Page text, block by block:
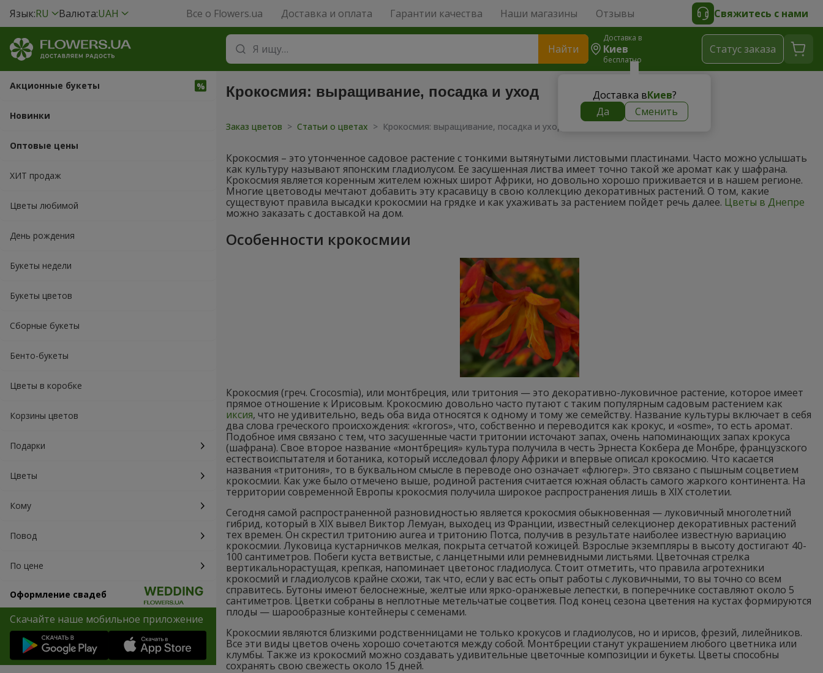
Язык:RU Валюта:UAH Все о Flowers.ua Доставка и оплата Гарантии качества Наши магазины Отзывы Свяжитесь с нами
Найти
Доставка в
Киев
бесплатно
Доставка вКиев?
Да
Сменить
Cтатус заказа
Акционные букеты
Новинки
Оптовые цены
ХИТ продаж
Цветы любимой
День рождения
Букеты недели
Букеты цветов
Сборные букеты
Бенто-букеты
Цветы в коробке
Корзины цветов
Подарки
Цветы
Кому
Повод
По цене
Оформление свадеб
Скачайте наше мобильное приложение
Крокосмия: выращивание, посадка и уход
Заказ цветов > Статьи о цветах > Крокосмия: выращивание, посадка и уход
Крокосмия – это утонченное садовое растение с тонкими вытянутыми листовыми пластинами. Часто можно услышать
как культуру называют японским гладиолусом. Ее засушенная листва имеет точно такой же аромат как у шафрана.
Крокосмия является коренным жителем южных широт Африки, но довольно хорошо приживается и в нашем регионе.
Многие цветоводы мечтают добавить эту красавицу в свою коллекцию декоративных растений. О том, какие
существуют правила высадки крокосмии на грядке и как ухаживать за растением пойдет речь далее. Цветы в Днепре
можно заказать с доставкой на дом.
Особенности крокосмии
Крокосмия (греч. Crocosmia), или монтбреция, или тритония — это декоративно-луковичное растение, которое имеет
прямое отношение к Ирисовым. Крокосмию довольно часто путают с таким популярным садовым растением как
иксия, что не удивительно, ведь оба вида относятся к одному и тому же семейству. Название культуры включает в себя
два слова греческого происхождения: «kroros», что, собственно и переводится как крокус, и «osme», то есть аромат.
Подобное имя связано с тем, что засушенные части тритонии источают запах, очень напоминающих запах крокуса
(шафрана). Свое второе название «монтбреция» культура получила в честь Эрнеста Кокбера де Монбре, французского
естествоиспытателя и ботаника, который исследовал флору Африки и впервые описал крокосмию. Что касается
названия «тритония», то в буквальном смысле в переводе оно означает «флюгер». Это связано с пышным соцветием
крокосмии. Как уже было отмечено выше, родиной растения считается южная область самого жаркого континента. На
территории современной Европы крокосмия получила широкое распространения лишь в XIX столетии.
Сегодня самой распространенной разновидностью является крокосмия обыкновенная — луковичный многолетний
гибрид, который в XIX вывел Виктор Лемуан, выходец из Франции, известный селекционер декоративных растений
тех времен. Он скрестил тритонию aurea и тритонию Потса, получив в результате наиболее известную вариацию
крокосмии. Луковица кустарничков мелкая, покрыта сетчатой кожицей. Взрослые экземпляры в высоту достигают 40-
100 сантиметров. Побеги куста ветвистые, с ланцетными или ремневидными листьями. Цветочная стрелка
вертикальнорастущая, крепкая, напоминает цветонос гладиолуса. Стоит отметить, что правила агротехники
крокосмий и гладиолусов крайне схожи, так что, если у вас есть опыт работы с луковичными, то вы точно со всем
справитесь. Бутоны имеют белоснежные, желтые или ярко-оранжевые лепестки, в поперечнике составляют около 5
сантиметров. Цветки собраны в неплотные метельчатые соцветия. Под конец сезона цветения на кустах формируются
плоды — шарообразные контейнеры с семенами.
Крокосмии являются близкими родственницами не только крокусов и гладиолусов, но и ирисов, фрезий, лилейников.
Все эти виды цветов очень хорошо сочетаются между собой. Монтбреции станут украшением любого цветника или
клумбы. Также из крокосмий можно создавать удивительные цветочные композиции и букеты. Цветы способны
сохранять свою свежесть около 15 дней.